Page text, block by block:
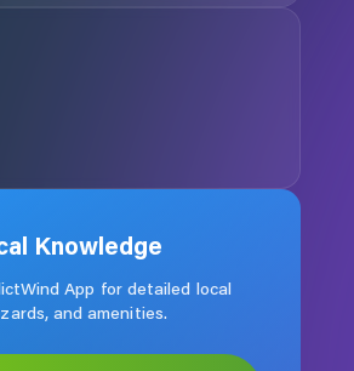
Knowledge
App for detailed local
and amenities.